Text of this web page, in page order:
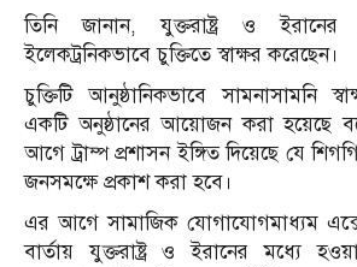
তিনি জানান, যুক্তরাষ্ট্র ও ইরানের
ইলেকট্রনিকভাবে চুক্তিতে স্বাক্ষর করেছেন।
চুক্তিটি আনুষ্ঠানিকভাবে সামনাসামনি
একটি অনুষ্ঠানের আয়োজন করা হয়েছে
আগে ট্রাম্প প্রশাসন ইঙ্গিত দিয়েছে যে
জনসমক্ষে প্রকাশ করা হবে।
এর আগে সামাজিক যোগাযোগমাধ্যম
বার্তায় যুক্তরাষ্ট্র ও ইরানের মধ্যে